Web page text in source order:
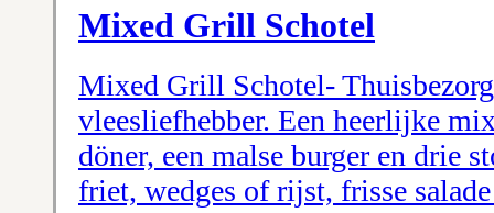
Mixed Grill Schotel
Mixed Grill Schotel-
vleesliefhebber. Een heerlijke
döner, een malse burger en drie
friet, wedges of rijst, frisse